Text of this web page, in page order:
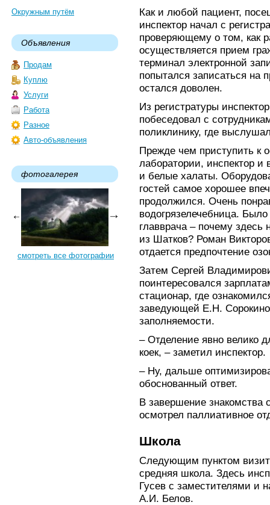
Окружным путём
Объявления
Продам
Куплю
Услуги
Работа
Разное
Авто-объявления
фотогалерея
смотреть все фотографии
Как и любой пациент,
инспектор начал с
проверяющему о том, как
осуществляется прием
терминал электронной
попытался записаться на
остался доволен.
Из регистратуры
побеседовал с
поликлинику, где
Прежде чем приступить к
лаборатории, инспектор
и белые халаты.
гостей самое хорошее
продолжился. Очень
водогрязелечебница.
главврача – почему
из Шатков? Роман
отдается предпочтение
Затем Сергей
поинтересовался
стационар, где
заведующей Е.Н.
заполняемости.
– Отделение явно велико
коек, – заметил инспектор.
– Ну, дальше
обоснованный ответ.
В завершение
осмотрел паллиативное
Школа
Следующим пунктом
средняя школа. Здесь
Гусев с заместителями и
А.И. Белов.